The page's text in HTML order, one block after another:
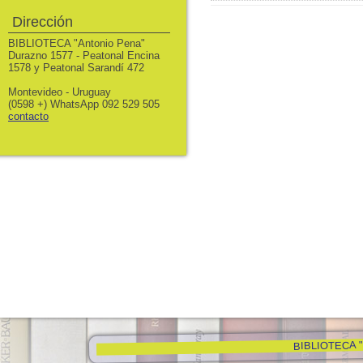
BIBLIOTECA
Dirección
BIBLIOTECA "Antonio Pena"
Durazno 1577 - Peatonal Encina
1578 y Peatonal Sarandí 472
Montevideo - Uruguay
(0598 +) WhatsApp 092 529 505
contacto